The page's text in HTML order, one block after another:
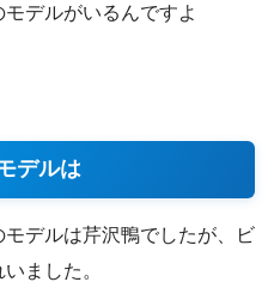
デルがいるんですよ
デルは
デルは芹沢鴨でしたが、ビ
ました。